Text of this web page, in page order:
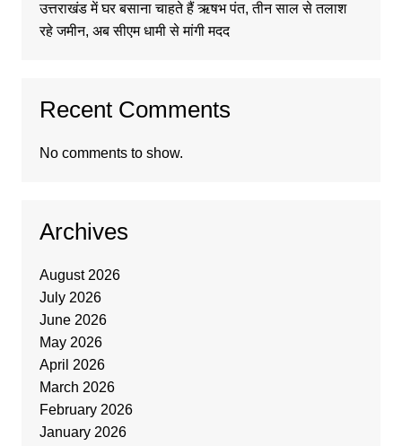
उत्तराखंड में घर बसाना चाहते हैं ऋषभ पंत, तीन साल से तलाश
रहे जमीन, अब सीएम धामी से मांगी मदद
Recent Comments
No comments to show.
Archives
August 2026
July 2026
June 2026
May 2026
April 2026
March 2026
February 2026
January 2026